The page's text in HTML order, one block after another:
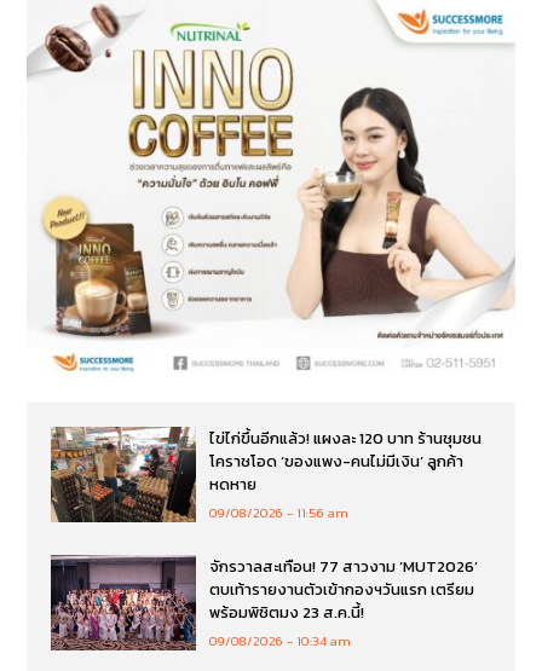
ไข่ไก่ขึ้นอีกแล้ว! แผงละ 120 บาท ร้านชุมชน
โคราชโอด ‘ของแพง-คนไม่มีเงิน’ ลูกค้า
หดหาย
09/08/2026 11:56 am
จักรวาลสะเทือน! 77 สาวงาม ‘MUT2026’
ตบเท้ารายงานตัวเข้ากองฯวันแรก เตรียม
พร้อมพิชิตมง 23 ส.ค.นี้!
09/08/2026 10:34 am